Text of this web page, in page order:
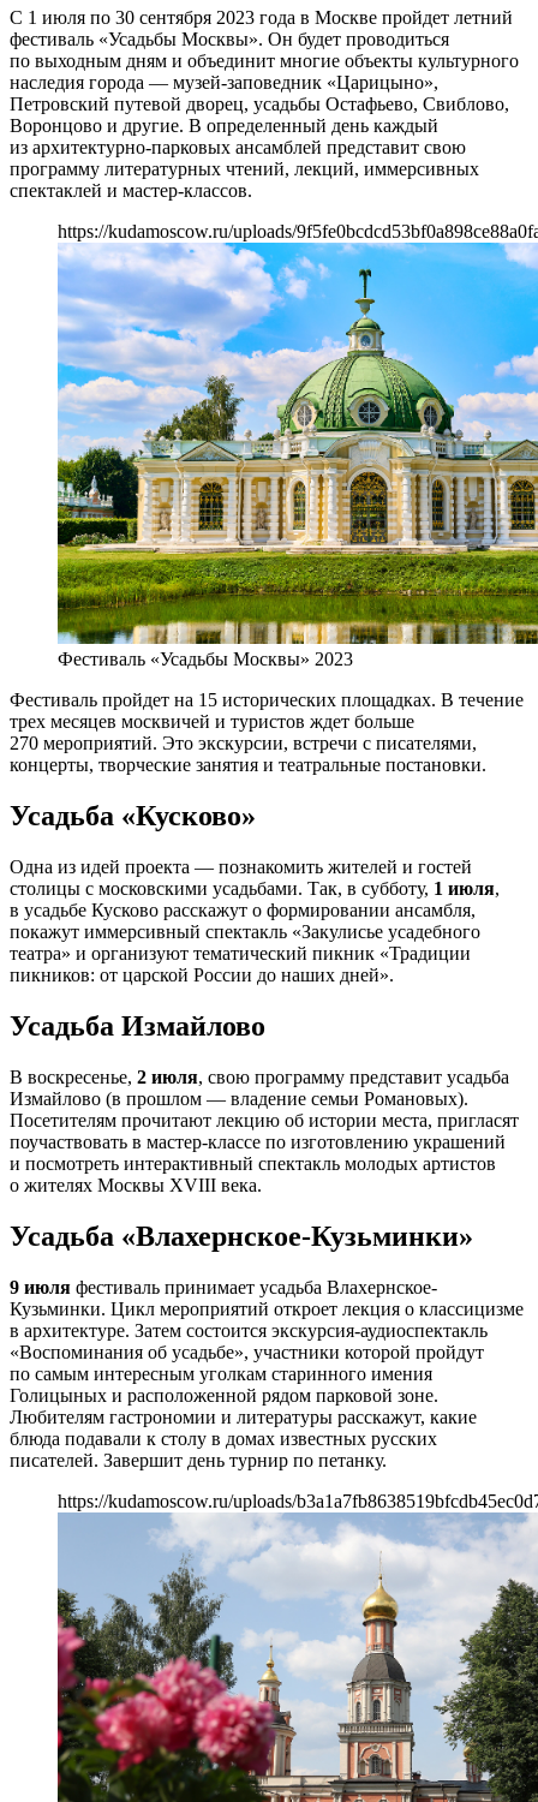
С 1 июля по 30 сентября 2023 года в Москве пройдет летний
фестиваль «Усадьбы Москвы». Он будет проводиться
по выходным дням и объединит многие объекты культурного
наследия города — музей-заповедник «Царицыно»,
Петровский путевой дворец, усадьбы Остафьево, Свиблово,
Воронцово и другие. В определенный день каждый
из архитектурно-парковых ансамблей представит свою
программу литературных чтений, лекций, иммерсивных
спектаклей и мастер-классов.
https://kudamoscow.ru/uploads/
Фестиваль «Усадьбы Москвы» 2023
Фестиваль пройдет на 15 исторических площадках. В течение
трех месяцев москвичей и туристов ждет больше
270 мероприятий. Это экскурсии, встречи с писателями,
концерты, творческие занятия и театральные постановки.
Усадьба «Кусково»
Одна из идей проекта — познакомить жителей и гостей
столицы с московскими усадьбами. Так, в субботу, 1 июля,
в усадьбе Кусково расскажут о формировании ансамбля,
покажут иммерсивный спектакль «Закулисье усадебного
театра» и организуют тематический пикник «Традиции
пикников: от царской России до наших дней».
Усадьба Измайлово
В воскресенье, 2 июля, свою программу представит усадьба
Измайлово (в прошлом — владение семьи Романовых).
Посетителям прочитают лекцию об истории места, пригласят
поучаствовать в мастер-классе по изготовлению украшений
и посмотреть интерактивный спектакль молодых артистов
о жителях Москвы XVIII века.
Усадьба «Влахернское-Кузьминки»
9 июля фестиваль принимает усадьба Влахернское-
Кузьминки. Цикл мероприятий откроет лекция о классицизме
в архитектуре. Затем состоится экскурсия-аудиоспектакль
«Воспоминания об усадьбе», участники которой пройдут
по самым интересным уголкам старинного имения
Голицыных и расположенной рядом парковой зоне.
Любителям гастрономии и литературы расскажут, какие
блюда подавали к столу в домах известных русских
писателей. Завершит день турнир по петанку.
https://kudamoscow.ru/uploads/